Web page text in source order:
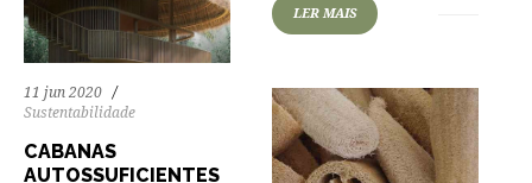
LER MAIS
11 jun 2020
Sustentabilidade
CABANAS
AUTOSSUFICIENTES